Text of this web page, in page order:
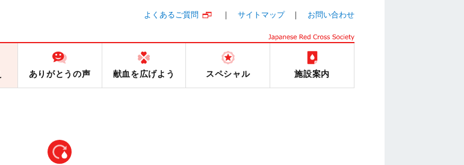
よくあるご質問 サイトマップ お問い合わせ
ありがとうの声 献血を広げよう スペシャル 施設案内